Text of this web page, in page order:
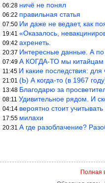
06:28 ничё не понял
06:22 правильная статья
07:50 Ии даже не ведает, как
19:41 «Оказалось,
09:42 ахренеть.
20:37 Интересные данные. А по ДНК
07:49 А КОГДА-ТО мы китайцам
11:45 И какие последствия: для
21:01 (Ь) А когда-то (в 1967 году)
13:48 Благодарю за
08:11 Удивительное рядом. И
04:14 вероятно стоит учитывать
17:55 милахи
20:31 А где разоблачение?
Полная